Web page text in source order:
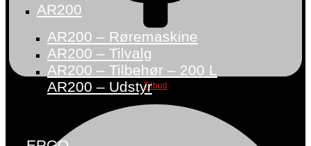
Tilbud
AR200
AR200 – Røremaskine
AR200 – Tilvalg
AR200 – Tilbehør – 200 L
AR200 – Udstyr